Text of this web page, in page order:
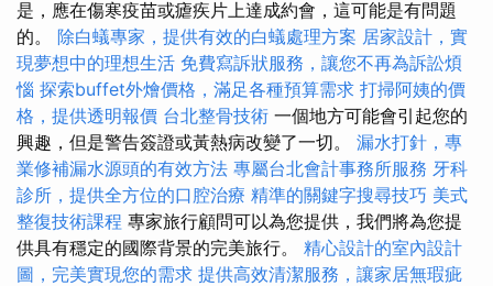
是，應在傷寒疫苗或瘧疾片上達成約會，這可能是有問題
的。 除白蟻專家，提供有效的白蟻處理方案 居家設計，實
現夢想中的理想生活 免費寫訴狀服務，讓您不再為訴訟煩
惱 探索buffet外燴價格，滿足各種預算需求 打掃阿姨的價
格，提供透明報價 台北整骨技術 一個地方可能會引起您的
興趣，但是警告簽證或黃熱病改變了一切。 漏水打針，專
業修補漏水源頭的有效方法 專屬台北會計事務所服務 牙科
診所，提供全方位的口腔治療 精準的關鍵字搜尋技巧 美式
整復技術課程 專家旅行顧問可以為您提供，我們將為您提
供具有穩定的國際背景的完美旅行。 精心設計的室內設計
圖，完美實現您的需求 提供高效清潔服務，讓家居無瑕疵